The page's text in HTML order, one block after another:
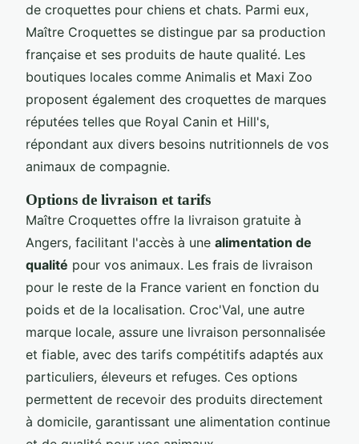
de croquettes pour chiens et chats. Parmi eux,
Maître Croquettes se distingue par sa production
française et ses produits de haute qualité. Les
boutiques locales comme Animalis et Maxi Zoo
proposent également des croquettes de marques
réputées telles que Royal Canin et Hill's,
répondant aux divers besoins nutritionnels de vos
animaux de compagnie.
Options de livraison et tarifs
Maître Croquettes offre la livraison gratuite à
Angers, facilitant l'accès à une alimentation de
qualité pour vos animaux. Les frais de livraison
pour le reste de la France varient en fonction du
poids et de la localisation. Croc'Val, une autre
marque locale, assure une livraison personnalisée
et fiable, avec des tarifs compétitifs adaptés aux
particuliers, éleveurs et refuges. Ces options
permettent de recevoir des produits directement
à domicile, garantissant une alimentation continue